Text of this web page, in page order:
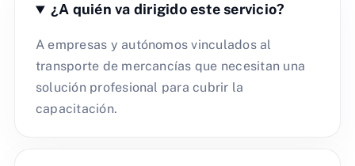
¿A quién va dirigido este servicio?
A empresas y autónomos vinculados al
transporte de mercancías que necesitan una
solución profesional para cubrir la
capacitación.